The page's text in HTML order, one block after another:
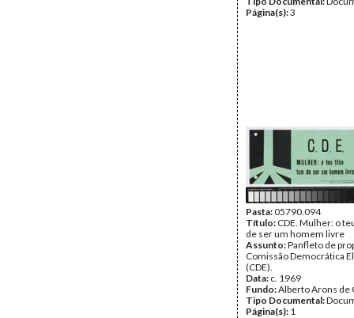
Página(s):3
Pasta:05790.094
Título: CDE. Mulher: o
de ser um homem livre
Assunto:Panfleto de
Comissão Democrática
(CDE).
Data: c. 1969
Fundo:Alberto Arons de
Tipo Documental:
Página(s): 1